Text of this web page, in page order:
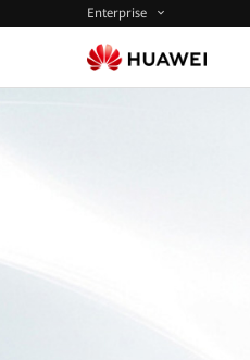
Enterprise